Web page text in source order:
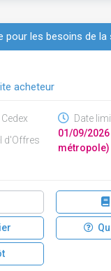
pour les besoins de la
acheteur
d'Offres
Date
01/09/
métropole)